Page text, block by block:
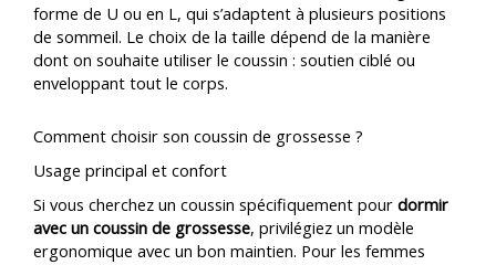
forme de U ou en L, qui s’adaptent à plusieurs positions
de sommeil. Le choix de la taille dépend de la manière
dont on souhaite utiliser le coussin : soutien ciblé ou
enveloppant tout le corps.
Comment choisir son coussin de grossesse ?
Usage principal et confort
Si vous cherchez un coussin spécifiquement pour dormir
avec un coussin de grossesse, privilégiez un modèle
ergonomique avec un bon maintien. Pour les femmes